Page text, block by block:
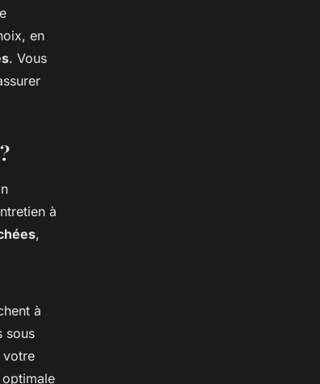
en
. Vous
à
,
à
sous
votre